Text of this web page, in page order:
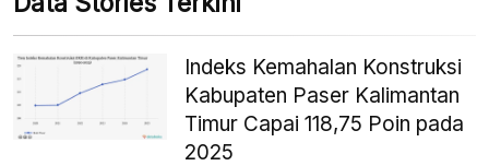
Indeks Kemahalan Konstruksi
Kabupaten Paser Kalimantan
Timur Capai 118,75 Poin pada
2025